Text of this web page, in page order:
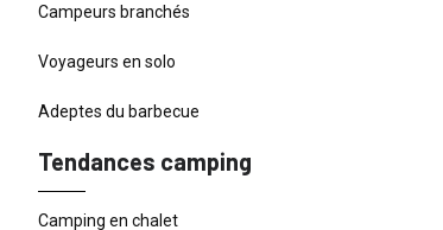
Campeurs branchés
Voyageurs en solo
Adeptes du barbecue
Tendances camping
Camping en chalet